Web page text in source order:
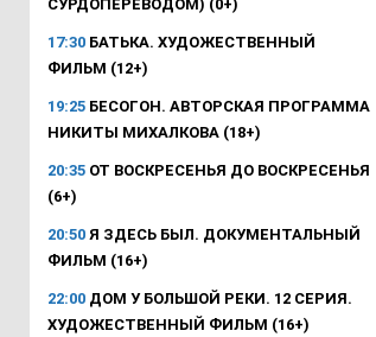
СУРДОПЕРЕВОДОМ) (0+)
17:30 БАТЬКА. ХУДОЖЕСТВЕННЫЙ
ФИЛЬМ (12+)
19:25 БЕСОГОН. АВТОРСКАЯ ПРОГРАММА
НИКИТЫ МИХАЛКОВА (18+)
20:35 ОТ ВОСКРЕСЕНЬЯ ДО ВОСКРЕСЕНЬЯ
(6+)
20:50 Я ЗДЕСЬ БЫЛ. ДОКУМЕНТАЛЬНЫЙ
ФИЛЬМ (16+)
22:00 ДОМ У БОЛЬШОЙ РЕКИ. 12 СЕРИЯ.
ХУДОЖЕСТВЕННЫЙ ФИЛЬМ (16+)